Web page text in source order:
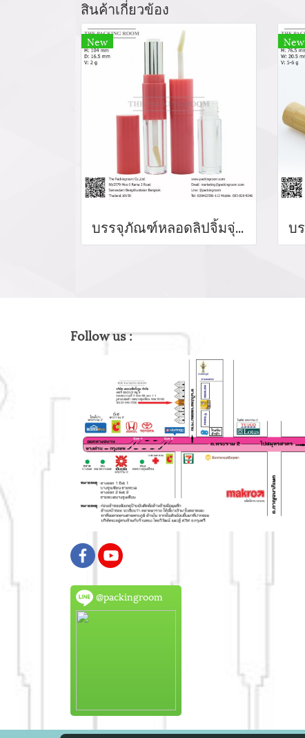
สินค้าเกี่ยวข้อง
New
บรรจุภัณฑ์หลอดลิปจิ้มจุ่ม หลอดลิปกลอส bottle lip gloss/ lip bottle ขวดลิป บรรจุภัณฑ์ใส่ลิป จำหน่ายบรรจุภัณฑ์เครื่องสำอางรรจุภัณฑ์เครื่องสำอางทุกประเภท
New
Follow us :
@packingroom